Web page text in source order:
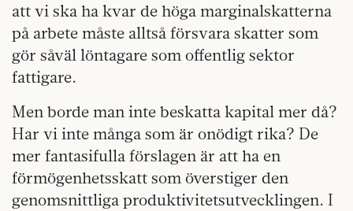
att vi ska ha kvar de höga marginalskatterna
på arbete måste alltså försvara skatter som
gör såväl löntagare som offentlig sektor
fattigare.
Men borde man inte beskatta kapital mer då?
Har vi inte många som är onödigt rika? De
mer fantasifulla förslagen är att ha en
förmögenhetsskatt som överstiger den
genomsnittliga produktivitetsutvecklingen. I